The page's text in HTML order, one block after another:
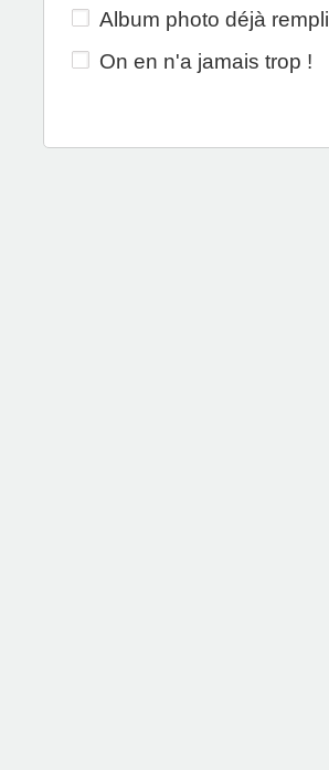
Album photo déjà rempli
On en n'a jamais trop !